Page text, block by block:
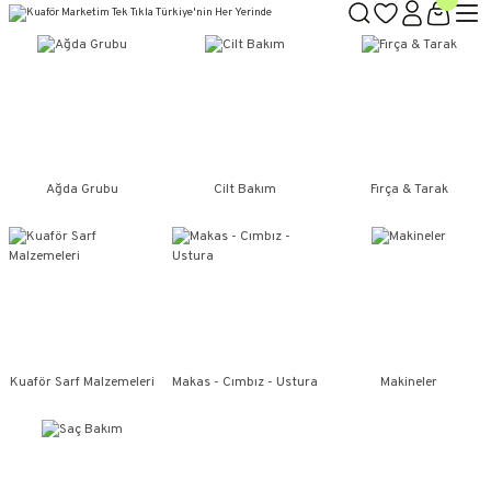
TÜM ÜRÜNLERDE GEÇERLİ
KAPIDA ÖDEME SEÇENEĞİ
Ağda Grubu Cilt Bakım Fırça & Tarak
Kuaför Sarf Malzemeleri Makas - Cımbız - Ustura Makineler